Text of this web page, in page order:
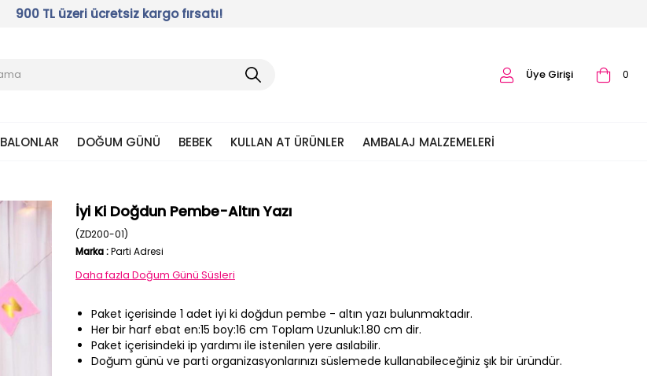
900 TL üzeri ücretsiz kargo fırsatı!
0
Üye Girişi
BALONLAR DOĞUM GÜNÜ BEBEK KULLAN AT ÜRÜNLER AMBALAJ MALZEMELERI
İyi Ki Doğdun Pembe-Altın Yazı
(ZD200-01)
Marka:Parti Adresi
Daha fazla Doğum Günü Süsleri
Paket içerisinde 1 adet iyi ki doğdun pembe - altın yazı bulunmaktadır.
Her bir harf ebat en:15 boy:16 cm Toplam Uzunluk:1.80 cm dir.
Paket içerisindeki ip yardımı ile istenilen yere asılabilir.
Doğum günü ve parti organizasyonlarınızı süslemede kullanabileceğiniz şık bir üründür.